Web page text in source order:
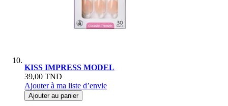
KISS IMPRESS MODEL
39,00 TND
Ajouter à ma liste d’envie
Ajouter au panier